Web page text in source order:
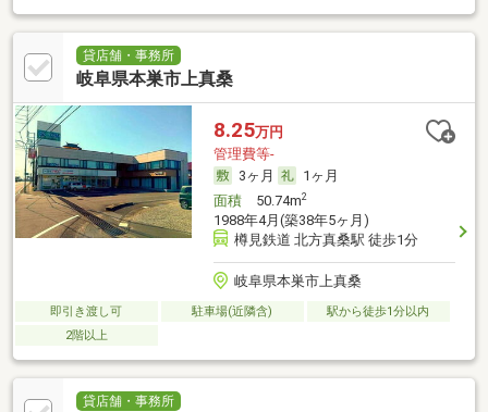
貸店舗・事務所
岐阜県本巣市上真桑
8.25万円
管理費等-
3ヶ月
1ヶ月
面積50.74m2
1988年4月(築38年5ヶ月)
樽見鉄道 北方真桑駅 徒歩1分
岐阜県本巣市上真桑
即引き渡し可 駐車場(近隣含)
駅から徒歩1分以内
2階以上
貸店舗・事務所